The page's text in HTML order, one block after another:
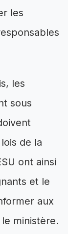
les
les
sous
de la
ont ainsi
et le
aux
ministère.